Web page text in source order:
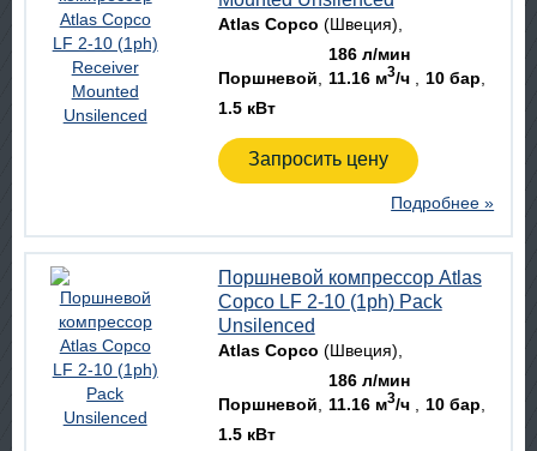
Atlas Copco (Швеция)
Поршневой
186 л/мин
11.16 м3/ч
10 бар
1.5 кВт
Запросить цену
Подробнее »
Поршневой компрессор Atlas
Copco LF 2-10 (1ph) Pack
Unsilenced
Atlas Copco (Швеция)
Поршневой
186 л/мин
11.16 м3/ч
10 бар
1.5 кВт